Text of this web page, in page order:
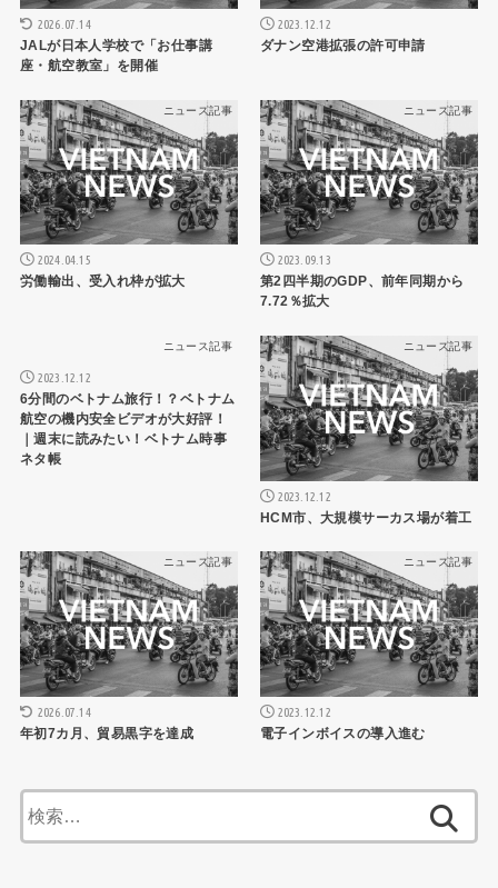
2026.07.14
JALが日本人学校で「お仕事講
座・航空教室」を開催
2023.12.12
ダナン空港拡張の許可申請
ニュース記事
2024.04.15
労働輸出、受入れ枠が拡大
ニュース記事
2023.09.13
第2四半期のGDP、前年同期から
7.72％拡大
ニュース記事
2023.12.12
6分間のベトナム旅行！？ベトナム
航空の機内安全ビデオが大好評！
｜週末に読みたい！ベトナム時事
ネタ帳
ニュース記事
2023.12.12
HCM市、大規模サーカス場が着工
ニュース記事
2026.07.14
年初7カ月、貿易黒字を達成
ニュース記事
2023.12.12
電子インボイスの導入進む
索: